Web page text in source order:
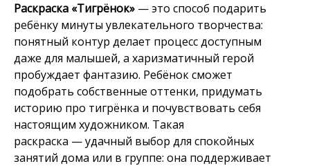
Раскраска «Тигрёнок» — это способ подарить
ребёнку минуты увлекательного творчества:
понятный контур делает процесс доступным
даже для малышей, а харизматичный герой
пробуждает фантазию. Ребёнок сможет
подобрать собственные оттенки, придумать
историю про тигрёнка и почувствовать себя
настоящим художником. Такая
раскраска — удачный выбор для спокойных
занятий дома или в группе: она поддерживает